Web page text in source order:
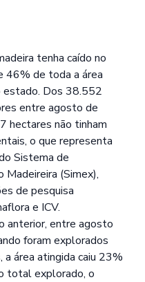
tenha caído no
46% de toda a área
estado. Dos 38.552
entre agosto de
hectares não tinham
o que representa
Sistema de
(Simex),
de pesquisa
e ICV.
anterior, entre agosto
foram explorados
área atingida caiu 23%
total explorado, o